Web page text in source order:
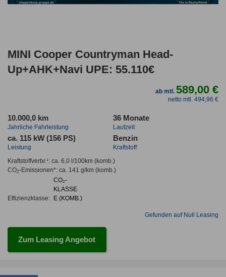
MINI Cooper Countryman Head-
Up+AHK+Navi UPE: 55.110€
ab mtl.589,00 €
netto mtl. 494,96 €
10.000,0 km
Jahrliche Fahrleistung
36 Monate
Laufzeit
ca. 115 kW (156 PS)
Leistung
Benzin
Kraftstoff
Kraftstoffverbr.¹: ca. 6,0 l/100km(komb.)
CO2-Emissionen*: ca. 141 g/km(komb.)
Effizienzklasse:
CO₂-
KLASSE
E (KOMB.)
Gefunden auf Null Leasing
Zum Leasing Angebot